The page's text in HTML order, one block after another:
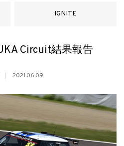
IGNITE
Circuit結果報告
2021.06.09